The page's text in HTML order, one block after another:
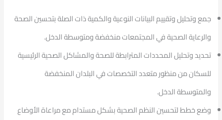
جمع وتحليل وتقييم البيانات النوعية والكمية ذات الصلة بتحسين الصحة
والرعاية الصحية في المجتمعات منخفضة ومتوسطة الدخل.
تحديد وتحليل المحددات المترابطة للصحة والمشاكل الصحية الرئيسية
للسكان من منظور متعدد التخصصات في البلدان المنخفضة
والمتوسطة الدخل.
وضع خطط لتحسين النظم الصحية بشكل مستدام مع مراعاة الأوضاع